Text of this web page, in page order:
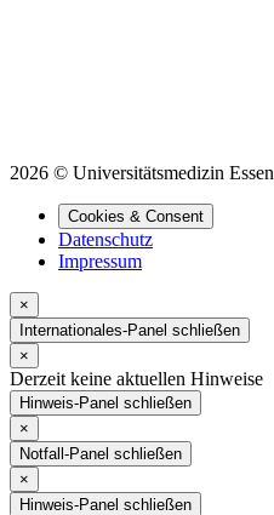
2026 © Universitätsmedizin Essen
Cookies & Consent
Datenschutz
Impressum
×
Internationales-Panel schließen
×
Derzeit keine aktuellen Hinweise
Hinweis-Panel schließen
×
Notfall-Panel schließen
×
Hinweis-Panel schließen